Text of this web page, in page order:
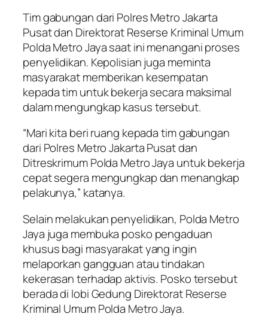
Tim gabungan dari Polres Metro Jakarta
Pusat dan Direktorat Reserse Kriminal Umum
Polda Metro Jaya saat ini menangani proses
penyelidikan. Kepolisian juga meminta
masyarakat memberikan kesempatan
kepada tim untuk bekerja secara maksimal
dalam mengungkap kasus tersebut.
“Mari kita beri ruang kepada tim gabungan
dari Polres Metro Jakarta Pusat dan
Ditreskrimum Polda Metro Jaya untuk bekerja
cepat segera mengungkap dan menangkap
pelakunya,” katanya.
Selain melakukan penyelidikan, Polda Metro
Jaya juga membuka posko pengaduan
khusus bagi masyarakat yang ingin
melaporkan gangguan atau tindakan
kekerasan terhadap aktivis. Posko tersebut
berada di lobi Gedung Direktorat Reserse
Kriminal Umum Polda Metro Jaya.